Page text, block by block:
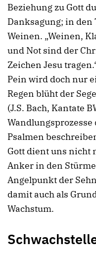
Beziehung zu Gott
Danksagung; in
Weinen. „Weinen,
und Not sind der
Zeichen Jesu
Pein wird doch nur
Regen blüht der
(J.S. Bach, Kantate
Psalmen
Gott dient uns nicht
Anker in den
Angelpunkt der
damit auch als
Wachstum.